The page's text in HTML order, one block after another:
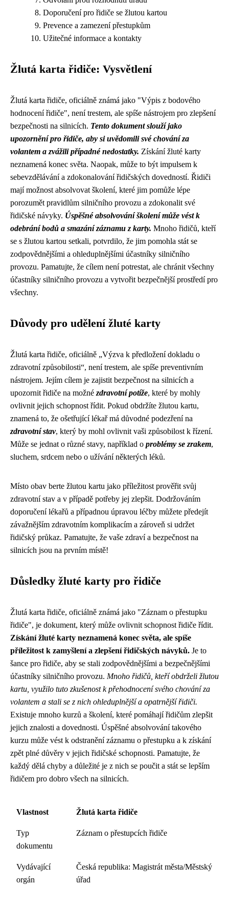
Doporučení pro řidiče se žlutou kartou
Prevence a zamezení přestupkům
Užitečné informace a kontakty
Žlutá karta řidiče: Vysvětlení
Žlutá karta řidiče, oficiálně známá jako "Výpis z bodového
hodnocení řidiče", není trestem, ale spíše nástrojem pro zlepšení
bezpečnosti na silnicích. Tento dokument slouží jako
upozornění pro řidiče, aby si uvědomili své chování za
volantem a zvážili případné nedostatky. Získání žluté karty
neznamená konec světa. Naopak, může to být impulsem k
sebevzdělávání a zdokonalování řidičských dovedností. Řidiči
mají možnost absolvovat školení, které jim pomůže lépe
porozumět pravidlům silničního provozu a zdokonalit své
řidičské návyky. Úspěšné absolvování školení může vést k
odebrání bodů a smazání záznamu z karty. Mnoho řidičů, kteří
se s žlutou kartou setkali, potvrdilo, že jim pomohla stát se
zodpovědnějšími a ohleduplnějšími účastníky silničního
provozu. Pamatujte, že cílem není potrestat, ale chránit všechny
účastníky silničního provozu a vytvořit bezpečnější prostředí pro
všechny.
Důvody pro udělení žluté karty
Žlutá karta řidiče, oficiálně „Výzva k předložení dokladu o
zdravotní způsobilosti“, není trestem, ale spíše preventivním
nástrojem. Jejím cílem je zajistit bezpečnost na silnicích a
upozornit řidiče na možné zdravotní potíže, které by mohly
ovlivnit jejich schopnost řídit. Pokud obdržíte žlutou kartu,
znamená to, že ošetřující lékař má důvodné podezření na
zdravotní stav, který by mohl ovlivnit vaši způsobilost k řízení.
Může se jednat o různé stavy, například o problémy se zrakem,
sluchem, srdcem nebo o užívání některých léků.
Místo obav berte žlutou kartu jako příležitost prověřit svůj
zdravotní stav a v případě potřeby jej zlepšit. Dodržováním
doporučení lékařů a případnou úpravou léčby můžete předejít
závažnějším zdravotním komplikacím a zároveň si udržet
řidičský průkaz. Pamatujte, že vaše zdraví a bezpečnost na
silnicích jsou na prvním místě!
Důsledky žluté karty pro řidiče
Žlutá karta řidiče, oficiálně známá jako "Záznam o přestupku
řidiče", je dokument, který může ovlivnit schopnost řidiče řídit.
Získání žluté karty neznamená konec světa, ale spíše
příležitost k zamyšlení a zlepšení řidičských návyků. Je to
šance pro řidiče, aby se stali zodpovědnějšími a bezpečnějšími
účastníky silničního provozu. Mnoho řidičů, kteří obdrželi žlutou
kartu, využilo tuto zkušenost k přehodnocení svého chování za
volantem a stali se z nich ohleduplnější a opatrnější řidiči.
Existuje mnoho kurzů a školení, které pomáhají řidičům zlepšit
jejich znalosti a dovednosti. Úspěšné absolvování takového
kurzu může vést k odstranění záznamu o přestupku a k získání
zpět plné důvěry v jejich řidičské schopnosti. Pamatujte, že
každý dělá chyby a důležité je z nich se poučit a stát se lepším
řidičem pro dobro všech na silnicích.
Vlastnost Žlutá karta řidiče
Typ
dokumentu
Záznam o přestupcích řidiče
Vydávající
orgán
Česká republika: Magistrát města/Městský
úřad